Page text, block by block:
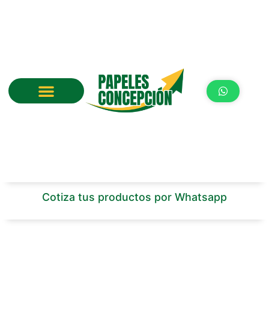
Cotiza tus productos por Whatsapp